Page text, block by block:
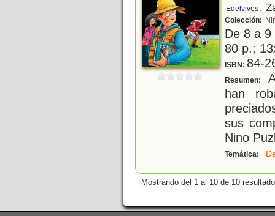
Edelvives ,
Colección:
De 8 a
80 p.;
ISBN: 84-
Resumen:
han
sus
Nino
Temática:
Mostrando del 1 al 10 de 10